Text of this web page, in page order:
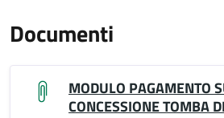
Documenti
MODULO PAGAMENTO
CONCESSIONE TOMBA